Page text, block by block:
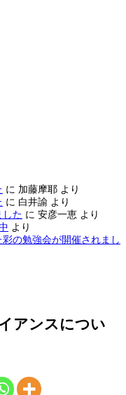
に 加藤摩耶 より
に 白井諭 より
した に 安彦一恵 より
より
の勉強会が開催されまし
アンスについ